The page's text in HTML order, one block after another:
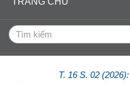
T. 16 S. 02